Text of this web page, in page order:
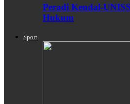
Peradi Kendal-
Hukum
Sport